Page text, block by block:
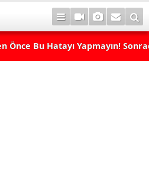
Önce Bu Hatayı Yapmayın!